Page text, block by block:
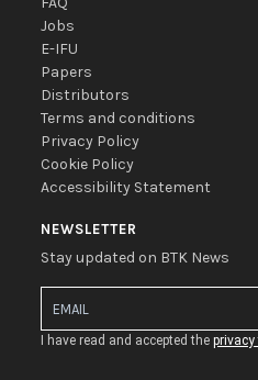
Jobs
E-IFU
Papers
Distributors
Terms and conditions
Privacy Policy
Cookie Policy
Accessibility Statement
NEWSLETTER
Stay updated on BTK News
I have read and accepted the